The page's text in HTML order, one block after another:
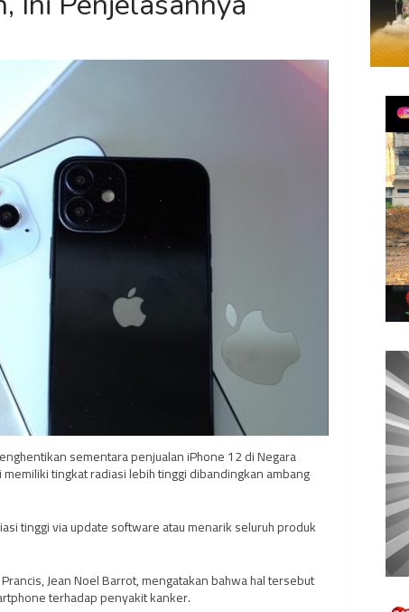
sementara penjualan iPhone 12 di Negara
tingkat radiasi lebih tinggi dibandingkan ambang
tinggi via update software atau menarik seluruh produk
Jean Noel Barrot, mengatakan bahwa hal tersebut
terhadap penyakit kanker.